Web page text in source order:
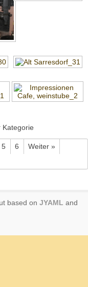
Kategorie
5 6
Weiter »
based on JYAML and